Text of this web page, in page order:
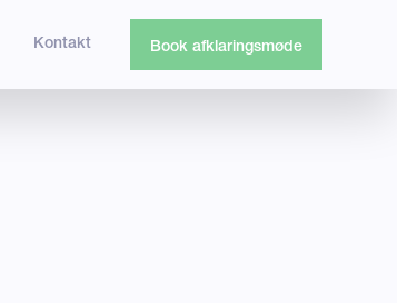
Kontakt Book afklaringsmøde